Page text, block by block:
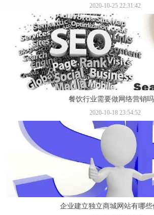
2020-10-25 22:31:42
餐饮行业需要做网络营销吗
2020-10-18 23:54:52
企业建立独立商城网站有哪些